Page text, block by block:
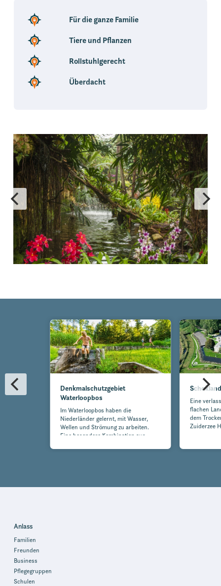
Für die ganze Familie
Tiere und Pflanzen
Rollstuhlgerecht
Überdacht
Denkmalschutzgebiet
Waterloopbos
Im Waterloopbos haben die
Niederländer gelernt, mit Wasser,
Wellen und Strömung zu arbeiten.
Eine besondere Kombination aus
Schokland
Eine
flachen
dem
Zuiderzee
Anlass
Familien
Freunden
Business
Pflegegruppen
Schulen